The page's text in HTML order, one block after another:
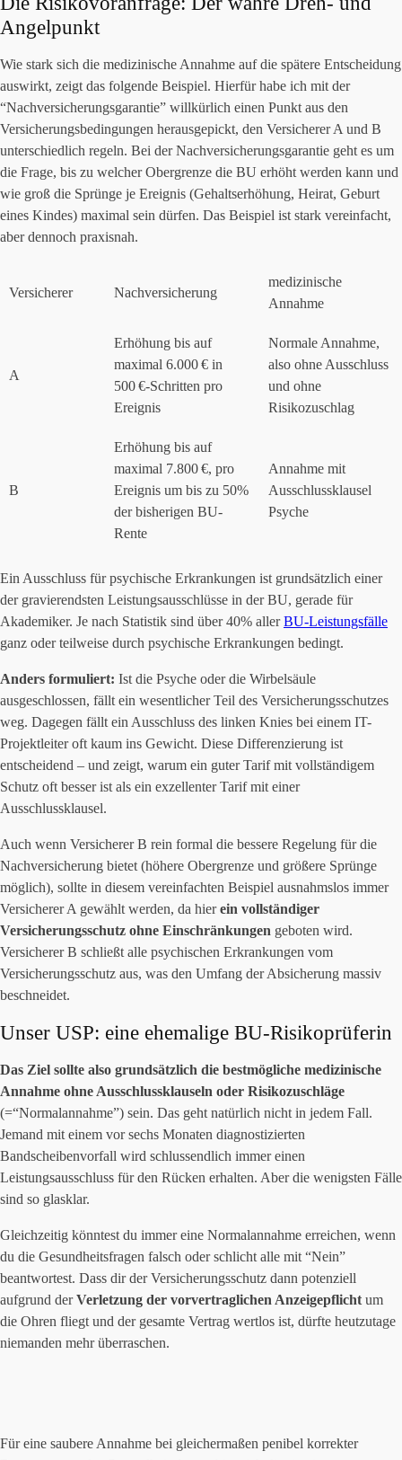
Angelpunkt
Wie stark sich die medizinische Annahme auf die spätere Entscheidung
auswirkt, zeigt das folgende Beispiel. Hierfür habe ich mit der
“Nachversicherungsgarantie” willkürlich einen Punkt aus den
Versicherungsbedingungen herausgepickt, den Versicherer A und B
unterschiedlich regeln. Bei der Nachversicherungsgarantie geht es um
die Frage, bis zu welcher Obergrenze die BU erhöht werden kann und
wie groß die Sprünge je Ereignis (Gehaltserhöhung, Heirat, Geburt
eines Kindes) maximal sein dürfen. Das Beispiel ist stark vereinfacht,
aber dennoch praxisnah.
Versicherer Nachversicherung
medizinische
Annahme
A
Erhöhung bis auf
maximal 6.000 € in
500 €-Schritten pro
Ereignis
Normale Annahme,
also ohne Ausschluss
und ohne
Risikozuschlag
B
Erhöhung bis auf
maximal 7.800 €, pro
Ereignis um bis zu 50%
der bisherigen BU-
Rente
Annahme mit
Ausschlussklausel
Psyche
Ein Ausschluss für psychische Erkrankungen ist grundsätzlich einer
der gravierendsten Leistungsausschlüsse in der BU, gerade für
Akademiker. Je nach Statistik sind über 40% allerBU-Leistungsfälle
ganz oder teilweise durch psychische Erkrankungen bedingt.
Anders formuliert: Ist die Psyche oder die Wirbelsäule
ausgeschlossen, fällt ein wesentlicher Teil des Versicherungsschutzes
weg. Dagegen fällt ein Ausschluss des linken Knies bei einem IT-
Projektleiter oft kaum ins Gewicht. Diese Differenzierung ist
entscheidend – und zeigt, warum ein guter Tarif mit vollständigem
Schutz oft besser ist als ein exzellenter Tarif mit einer
Ausschlussklausel.
Auch wenn Versicherer B rein formal die bessere Regelung für die
Nachversicherung bietet (höhere Obergrenze und größere Sprünge
möglich), sollte in diesem vereinfachten Beispiel ausnahmslos immer
Versicherer A gewählt werden, da hierein vollständiger
Versicherungsschutz ohne Einschränkungen geboten wird.
Versicherer B schließt alle psychischen Erkrankungen vom
Versicherungsschutz aus, was den Umfang der Absicherung massiv
beschneidet.
Unser USP: eine ehemalige BU-Risikoprüferin
Das Ziel sollte also grundsätzlich die bestmögliche medizinische
Annahme ohne Ausschlussklauseln oder Risikozuschläge
(=“Normalannahme”) sein. Das geht natürlich nicht in jedem Fall.
Jemand mit einem vor sechs Monaten diagnostizierten
Bandscheibenvorfall wird schlussendlich immer einen
Leistungsausschluss für den Rücken erhalten. Aber die wenigsten Fälle
sind so glasklar.
Gleichzeitig könntest du immer eine Normalannahme erreichen, wenn
du die Gesundheitsfragen falsch oder schlicht alle mit “Nein”
beantwortest. Dass dir der Versicherungsschutz dann potenziell
aufgrund derVerletzung der vorvertraglichen Anzeigepflicht um
die Ohren fliegt und der gesamte Vertrag wertlos ist, dürfte heutzutage
niemanden mehr überraschen.
Für eine saubere Annahme bei gleichermaßen penibel korrekter